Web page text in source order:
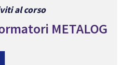
al corso
METALOG